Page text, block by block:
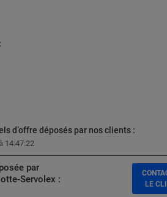
d’offre déposés par nos clients :
14:47:22
par
Servolex :
LE